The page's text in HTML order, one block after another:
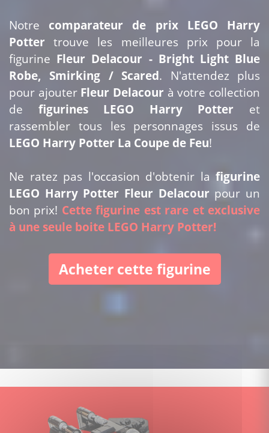
Notre comparateur de prix LEGO Harry
Potter trouve les meilleures prix pour la
figurine Fleur Delacour - Bright Light Blue
Robe, Smirking / Scared. N'attendez plus
pour ajouter Fleur Delacour à votre collection
de figurines LEGO Harry Potter et
rassembler tous les personnages issus de
LEGO Harry Potter La Coupe de Feu!
Ne ratez pas l'occasion d'obtenir la figurine
LEGO Harry Potter Fleur Delacourpour un
bon prix! Cette figurine est rare et exclusive
à une seule boite LEGO Harry Potter!
Acheter cette figurine